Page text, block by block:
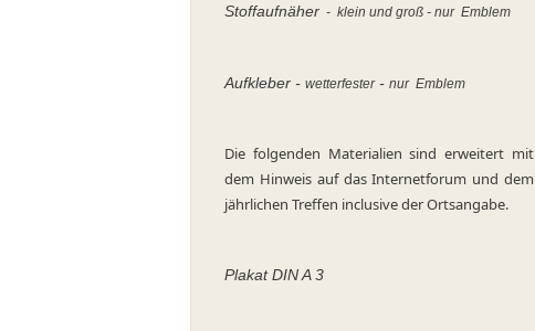
Stoffaufnäher - klein und groß - nur Emblem
Aufkleber - wetterfester- nur Emblem
Die folgenden Materialien sind erweitert mit
dem Hinweis auf das Internetforum und dem
jährlichen Treffen inclusive der Ortsangabe.
Plakat DIN A 3